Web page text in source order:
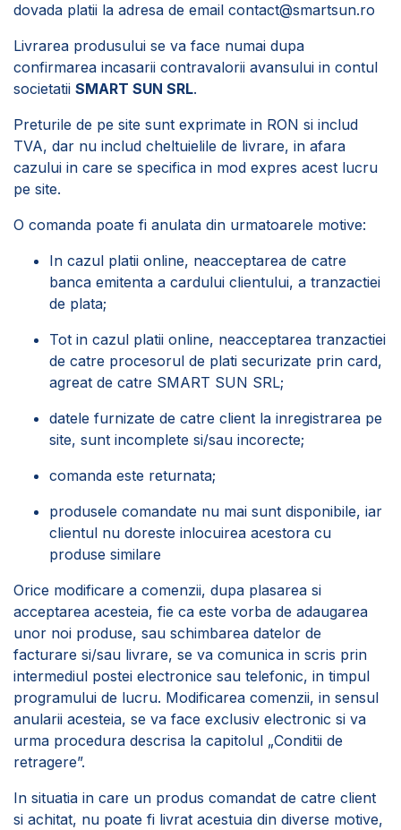
dovada platii la adresa de email contact@smartsun.ro
Livrarea produsului se va face numai dupa
confirmarea incasarii contravalorii avansului in contul
societatii SMART SUN SRL.
Preturile de pe site sunt exprimate in RON si includ
TVA, dar nu includ cheltuielile de livrare, in afara
cazului in care se specifica in mod expres acest lucru
pe site.
O comanda poate fi anulata din urmatoarele motive:
In cazul platii online, neacceptarea de catre
banca emitenta a cardului clientului, a tranzactiei
de plata;
Tot in cazul platii online, neacceptarea tranzactiei
de catre procesorul de plati securizate prin card,
agreat de catre SMART SUN SRL;
datele furnizate de catre client la inregistrarea pe
site, sunt incomplete si/sau incorecte;
comanda este returnata;
produsele comandate nu mai sunt disponibile, iar
clientul nu doreste inlocuirea acestora cu
produse similare
Orice modificare a comenzii, dupa plasarea si
acceptarea acesteia, fie ca este vorba de adaugarea
unor noi produse, sau schimbarea datelor de
facturare si/sau livrare, se va comunica in scris prin
intermediul postei electronice sau telefonic, in timpul
programului de lucru. Modificarea comenzii, in sensul
anularii acesteia, se va face exclusiv electronic si va
urma procedura descrisa la capitolul „Conditii de
retragere”.
In situatia in care un produs comandat de catre client
si achitat, nu poate fi livrat acestuia din diverse motive,